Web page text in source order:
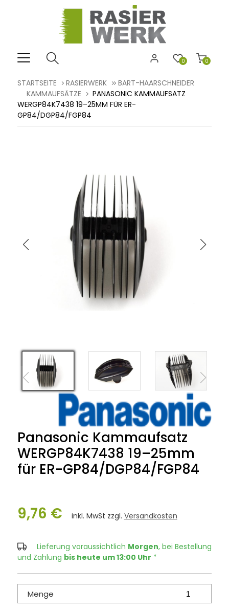
0
0
STARTSEITE RASIERWERK
BART-HAARSCHNEIDER
KAMMAUFSÄTZE
PANASONIC KAMMAUFSATZ
WERGP84K7438 19–25MM FÜR ER-
GP84/DGP84/FGP84
Panasonic Kammaufsatz
WERGP84K7438 19–25mm
für ER-GP84/DGP84/FGP84
9,76 € inkl. MwSt zzgl. Versandkosten
Lieferung voraussichtlich Morgen, bei Bestellung
und Zahlung bis heute um 13:00 Uhr *
Menge